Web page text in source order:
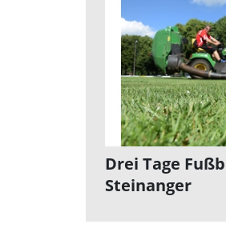
Drei Tage
Steinanger